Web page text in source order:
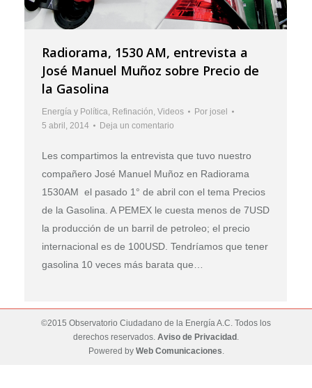
Radiorama, 1530 AM, entrevista a
José Manuel Muñoz sobre Precio de
la Gasolina
Energía y Política Refinación Videos Por josel
5 abril, 2014
Deja un comentario
Les compartimos la entrevista que tuvo nuestro
compañero José Manuel Muñoz en Radiorama
1530AM el pasado 1° de abril con el tema Precios
de la Gasolina. A PEMEX le cuesta menos de 7USD
la producción de un barril de petroleo; el precio
internacional es de 100USD. Tendríamos que tener
gasolina 10 veces más barata que…
©2015 Observatorio Ciudadano de la Energía A.C. Todos los
derechos reservados. Aviso de Privacidad
Powered by Web Comunicaciones